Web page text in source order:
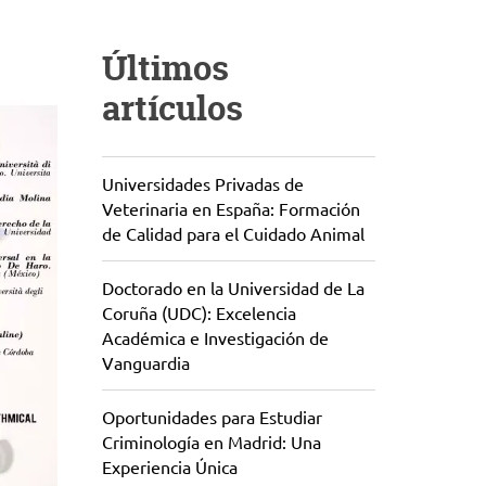
Últimos
artículos
Universidades Privadas de
Veterinaria en España: Formación
de Calidad para el Cuidado Animal
Doctorado en la Universidad de La
Coruña (UDC): Excelencia
Académica e Investigación de
Vanguardia
Oportunidades para Estudiar
Criminología en Madrid: Una
Experiencia Única